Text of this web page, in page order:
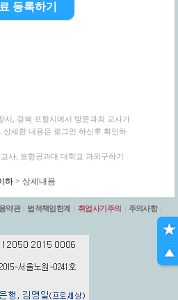
등록하기
시, 경북 포항시에서 방문과외 교사가
상세한 내용은 로그인 하신후 확인하
사, 포항공과대 대학교 과외구하기
하 > 상세내용
약관 법적책임한계 취업사기주의 주의사항